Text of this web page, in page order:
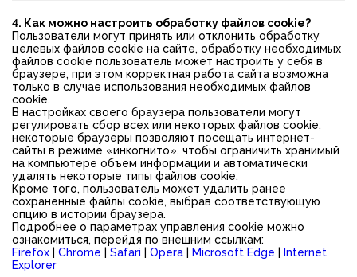
4. Как можно настроить обработку файлов cookie?
Пользователи могут принять или отклонить обработку
целевых файлов cookie на сайте, обработку необходимых
файлов cookie пользователь может настроить у себя в
браузере, при этом корректная работа сайта возможна
только в случае использования необходимых файлов
cookie.
В настройках своего браузера пользователи могут
регулировать сбор всех или некоторых файлов cookie,
некоторые браузеры позволяют посещать интернет-
сайты в режиме «инкогнито», чтобы ограничить хранимый
на компьютере объем информации и автоматически
удалять некоторые типы файлов cookie.
Кроме того, пользователь может удалить ранее
сохраненные файлы cookie, выбрав соответствующую
опцию в истории браузера.
Подробнее о параметрах управления cookie можно
ознакомиться, перейдя по внешним ссылкам:
Firefox
Chrome Safari Opera Microsoft Edge
Internet
Explorer